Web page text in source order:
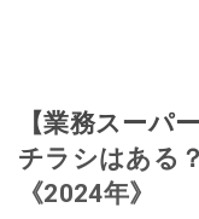
【業務スーパ
チラシはある
《2024年》